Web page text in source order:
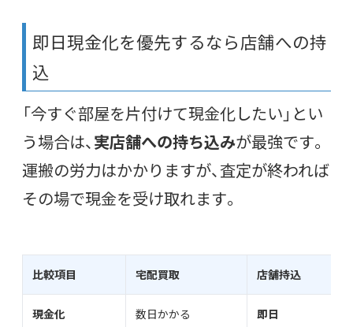
即日現金化を優先するなら店舗への持
込
「今すぐ部屋を片付けて現金化したい」とい
う場合は、実店舗への持ち込みが最強です。
運搬の労力はかかりますが、査定が終われば
その場で現金を受け取れます。
比較項目 宅配買取 店舗持込
現金化 数日かかる 即日